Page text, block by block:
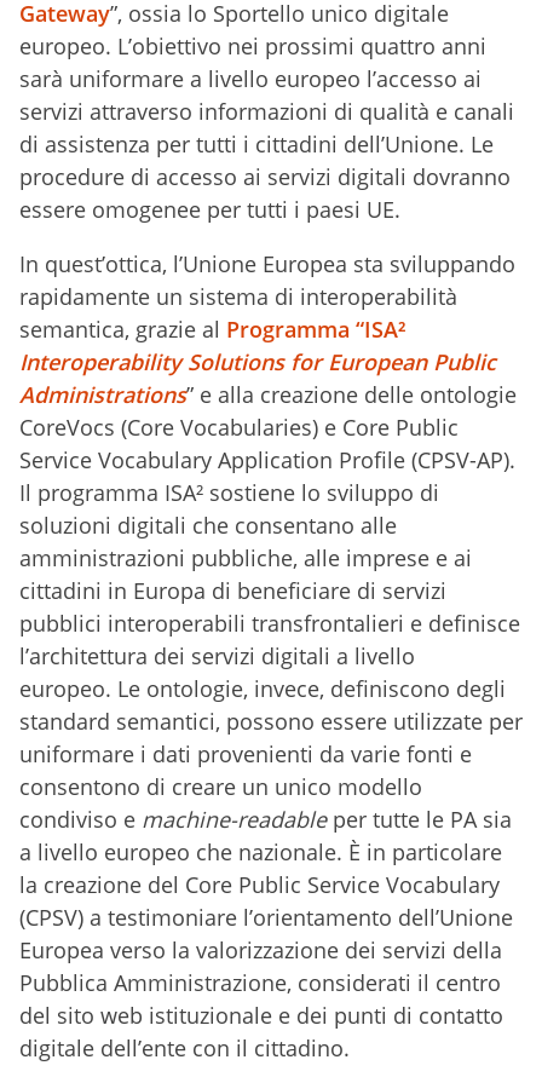
Gateway”, ossia lo Sportello unico digitale
europeo. L’obiettivo nei prossimi quattro anni
sarà uniformare a livello europeo l’accesso ai
servizi attraverso informazioni di qualità e canali
di assistenza per tutti i cittadini dell’Unione. Le
procedure di accesso ai servizi digitali dovranno
essere omogenee per tutti i paesi UE.
In quest’ottica, l’Unione Europea sta sviluppando
rapidamente un sistema di interoperabilità
semantica, grazie al Programma “ISA²
Interoperability Solutions for European Public
Administrations” e alla creazione delle ontologie
CoreVocs (Core Vocabularies) e Core Public
Service Vocabulary Application Profile (CPSV-AP).
Il programma ISA² sostiene lo sviluppo di
soluzioni digitali che consentano alle
amministrazioni pubbliche, alle imprese e ai
cittadini in Europa di beneficiare di servizi
pubblici interoperabili transfrontalieri e definisce
l’architettura dei servizi digitali a livello
europeo. Le ontologie, invece, definiscono degli
standard semantici, possono essere utilizzate per
uniformare i dati provenienti da varie fonti e
consentono di creare un unico modello
condiviso e machine-readableper tutte le PA sia
a livello europeo che nazionale. È in particolare
la creazione del Core Public Service Vocabulary
(CPSV) a testimoniare l’orientamento dell’Unione
Europea verso la valorizzazione dei servizi della
Pubblica Amministrazione, considerati il centro
del sito web istituzionale e dei punti di contatto
digitale dell’ente con il cittadino.